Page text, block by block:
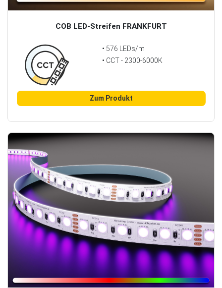
COB LED-Streifen FRANKFURT
• 576 LEDs/m
• CCT - 2300-6000K
Zum Produkt